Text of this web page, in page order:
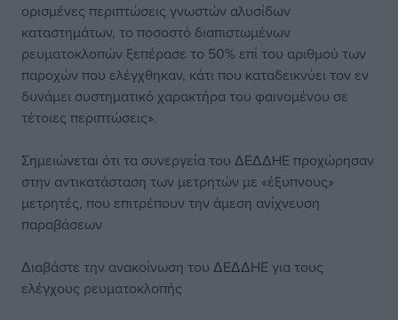
ορισμένες περιπτώσεις γνωστών αλυσίδων
καταστημάτων, το ποσοστό διαπιστωμένων
ρευματοκλοπών ξεπέρασε το 50% επί του αριθμού των
παροχών που ελέγχθηκαν, κάτι που καταδεικνύει τον εν
δυνάμει συστηματικό χαρακτήρα του φαινομένου σε
τέτοιες περιπτώσεις».
Σημειώνεται ότι τα συνεργεία του ΔΕΔΔΗΕ προχώρησαν
στην αντικατάσταση των μετρητών με «έξυπνους»
μετρητές, που επιτρέπουν την άμεση ανίχνευση
παραβάσεων
Διαβάστε την ανακοίνωση του ΔΕΔΔΗΕ για τους
ελέγχους ρευματοκλοπής